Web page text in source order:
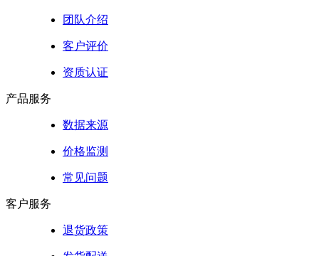
团队介绍
客户评价
资质认证
产品服务
数据来源
价格监测
常见问题
客户服务
退货政策